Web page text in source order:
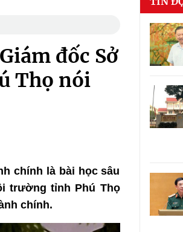
đốc Sở
Thọ nói
chính là bài học sâu
trường tỉnh Phú Thọ
chính.